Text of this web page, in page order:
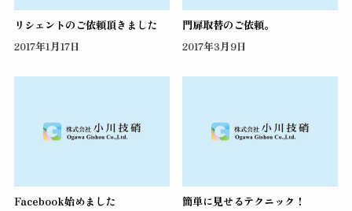
リシェントのご依頼頂きました
2017年1月17日
門扉取替のご依頼。
2017年3月9日
Facebook始めました 簡単に見せるテクニック！